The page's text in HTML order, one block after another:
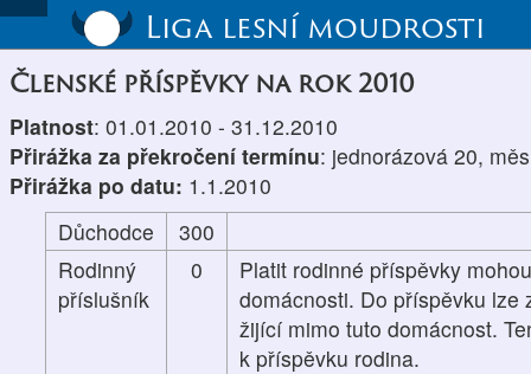
Liga lesní moudrosti
Členské příspěvky na rok 2010
Platnost: 01.01.2010 - 31.12.2010
Přirážka za překročení termínu: jednorázová 20,
Přirážka po datu: 1.1.2010
Důchodce
300
Rodinný
příslušník
0
Platit rodinné příspěvky
domácnosti. Do příspěvku lze
žijící mimo tuto domácnost.
k příspěvku rodina.